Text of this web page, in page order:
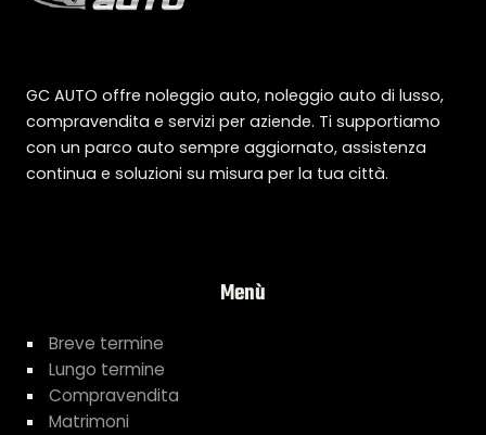
GC AUTO offre noleggio auto, noleggio auto di lusso,
compravendita e servizi per aziende. Ti supportiamo
con un parco auto sempre aggiornato, assistenza
continua e soluzioni su misura per la tua città.
Menù
Breve termine
Lungo termine
Compravendita
Matrimoni